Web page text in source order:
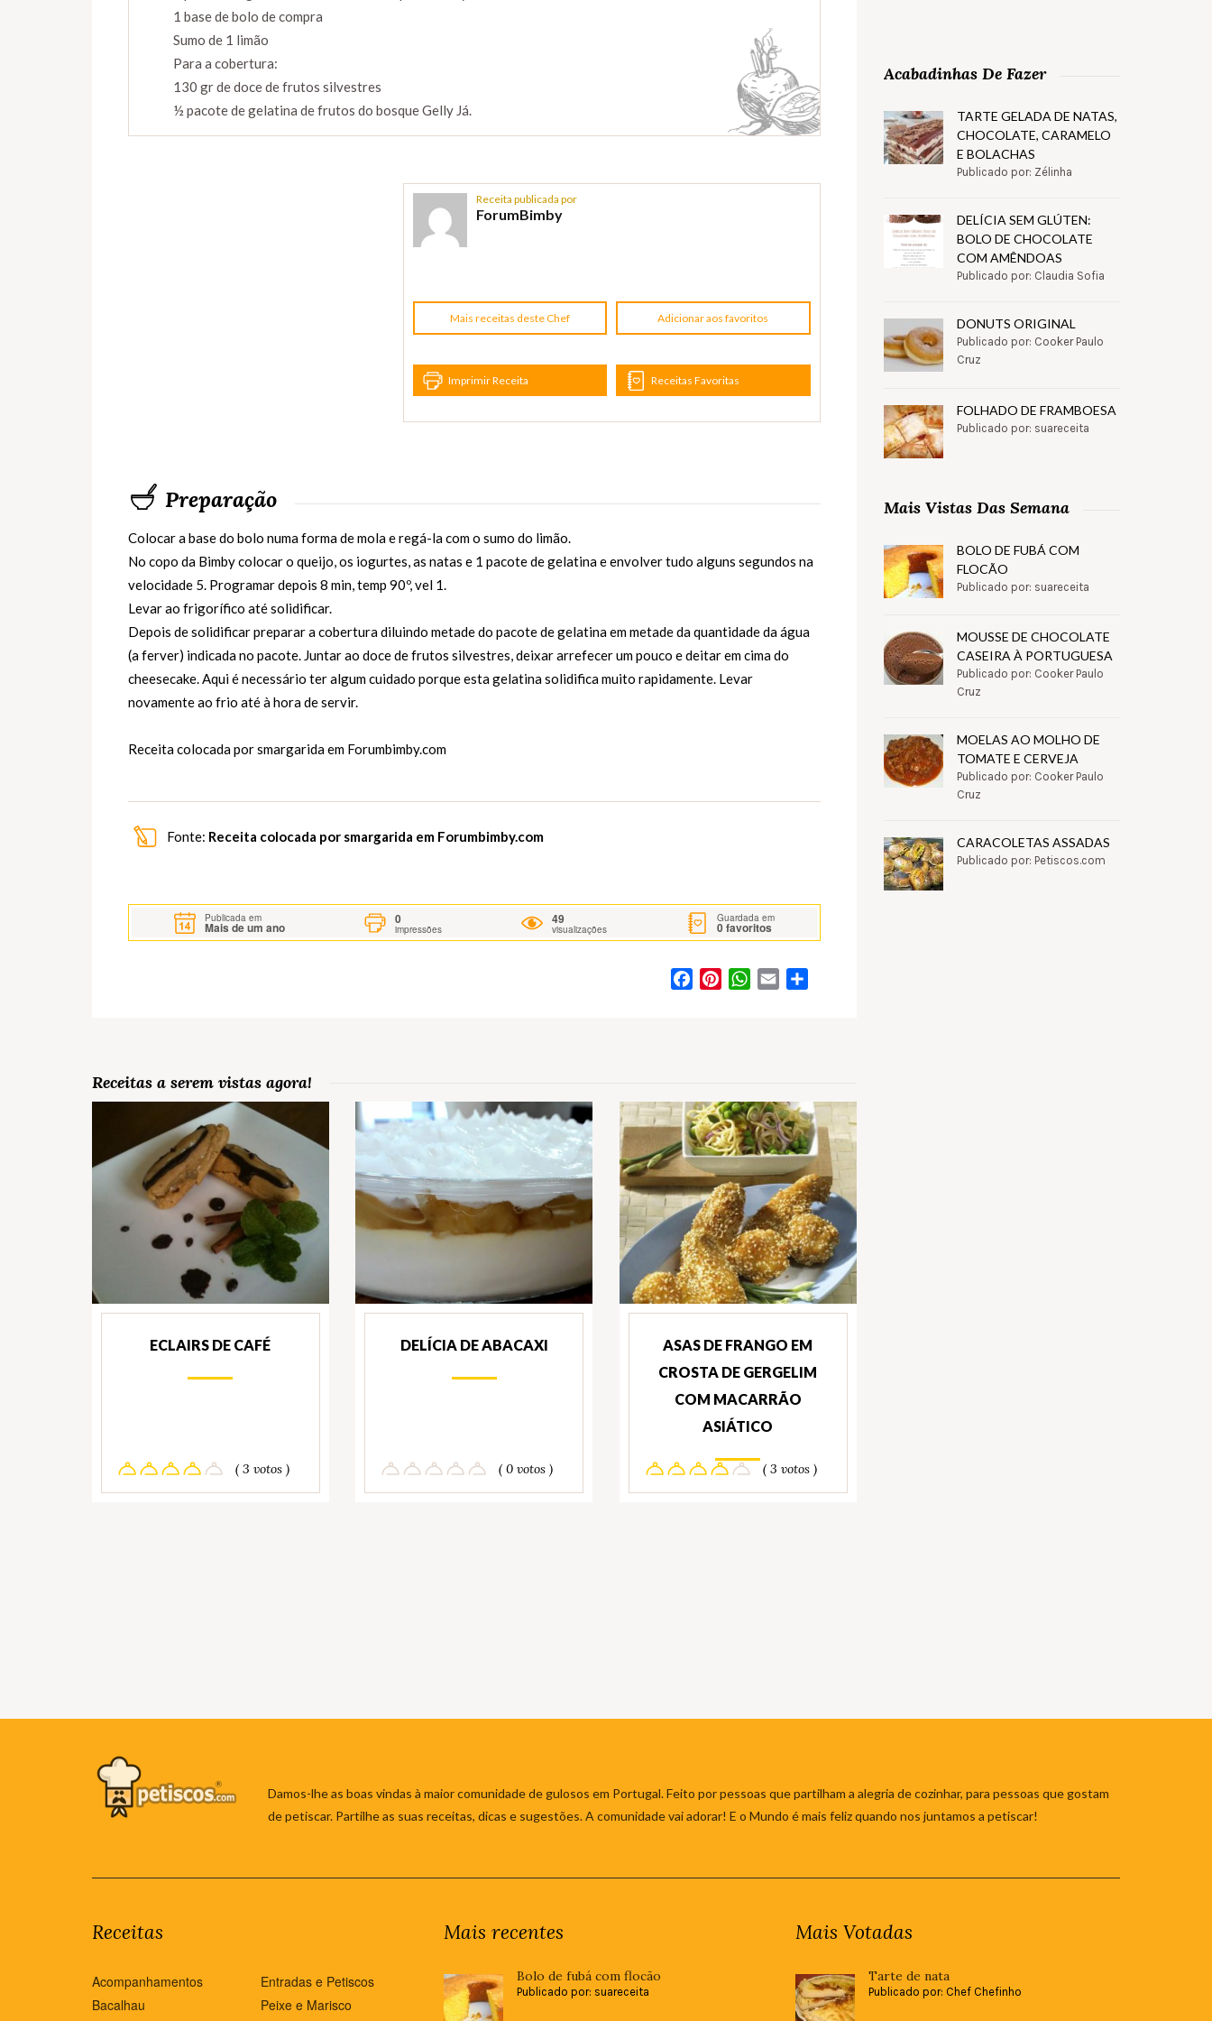
1 base de bolo de compra
Sumo de 1 limão
Para a cobertura:
130 gr de doce de frutos silvestres
½ pacote de gelatina de frutos do bosque Gelly Já.
Receita publicada por
ForumBimby
Mais receitas deste Chef Adicionar aos favoritos
Imprimir Receita Receitas Favoritas
Preparação
Colocar a base do bolo numa forma de mola e regá-la com o sumo do limão.
No copo da Bimby colocar o queijo, os iogurtes, as natas e 1 pacote de gelatina e envolver tudo alguns segundos na
velocidade 5. Programar depois 8 min, temp 90º, vel 1.
Levar ao frigorífico até solidificar.
Depois de solidificar preparar a cobertura diluindo metade do pacote de gelatina em metade da quantidade da água
(a ferver) indicada no pacote. Juntar ao doce de frutos silvestres, deixar arrefecer um pouco e deitar em cima do
cheesecake. Aqui é necessário ter algum cuidado porque esta gelatina solidifica muito rapidamente. Levar
novamente ao frio até à hora de servir.
Receita colocada por smargarida em Forumbimby.com
Fonte: Receita colocada por smargarida em Forumbimby.com
Publicada em
Mais de um ano
0
impressões
49
visualizações
Guardada em
0favoritos
FacebookPinterestWhatsApp
Email
Receitas a serem vistas agora!
ECLAIRS DE CAFÉ
( 3 votos )
DELÍCIA DE ABACAXI
( 0 votos )
ASAS DE FRANGO EM
CROSTA DE GERGELIM
COM MACARRÃO
ASIÁTICO
( 3 votos )
Acabadinhas De Fazer
TARTE GELADA DE NATAS,
CHOCOLATE, CARAMELO
E BOLACHAS
Publicado por: Zélinha
DELÍCIA SEM GLÚTEN:
BOLO DE CHOCOLATE
COM AMÊNDOAS
Publicado por: Claudia Sofia
DONUTS ORIGINAL
Publicado por: Cooker Paulo
Cruz
FOLHADO DE FRAMBOESA
Publicado por: suareceita
Mais Vistas Das Semana
BOLO DE FUBÁ COM
FLOCÃO
Publicado por: suareceita
MOUSSE DE CHOCOLATE
CASEIRA À PORTUGUESA
Publicado por: Cooker Paulo
Cruz
MOELAS AO MOLHO DE
TOMATE E CERVEJA
Publicado por: Cooker Paulo
Cruz
CARACOLETAS ASSADAS
Publicado por: Petiscos.com
Damos-lhe as boas vindas à maior comunidade de gulosos em Portugal. Feito por pessoas que partilham a alegria de cozinhar, para pessoas que gostam
de petiscar. Partilhe as suas receitas, dicas e sugestões. A comunidade vai adorar! E o Mundo é mais feliz quando nos juntamos a petiscar!
Receitas
Acompanhamentos
Bacalhau
Entradas e Petiscos
Peixe e Marisco
Mais recentes
Bolo de fubá com flocão
Publicado por: suareceita
Mais Votadas
Tarte de nata
Publicado por: Chef Chefinho